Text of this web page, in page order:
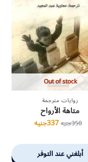
Out of stock
روايات مترجمة
متاهة الأرواح
350جنيه337جنيه
أبلغني عند التوفر